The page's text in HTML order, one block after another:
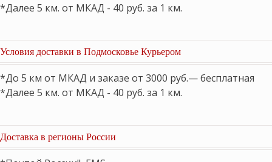
*Далее 5 км. от МКАД - 40 руб. за 1 км.
Условия доставки в Подмосковье Курьером
*До 5 км от МКАД и заказе от 3000 руб.— бесплатная
*Далее 5 км. от МКАД - 40 руб. за 1 км.
Доставка в регионы России